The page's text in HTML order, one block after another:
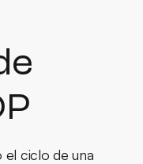
el ciclo de una